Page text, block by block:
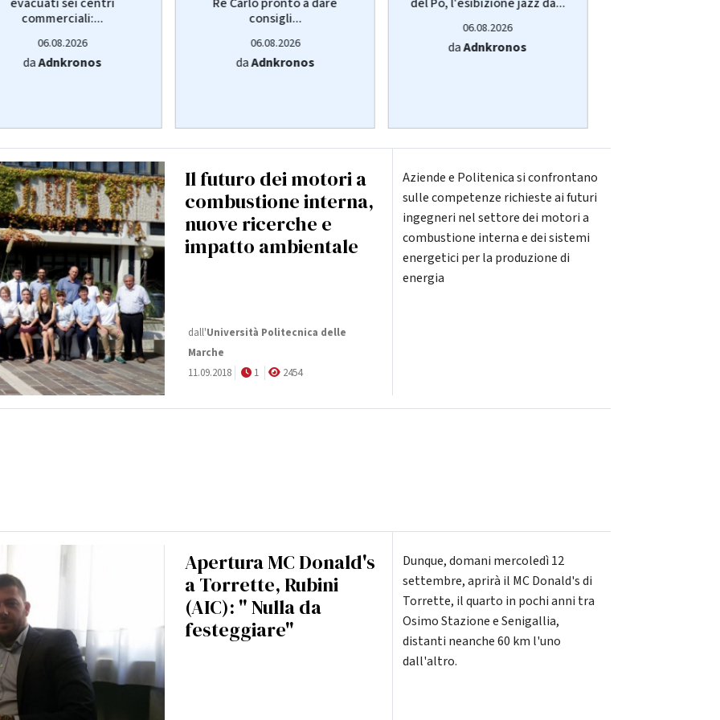
commerciali:...
06.08.2026
daAdnkronos
consigli...
06.08.2026
daAdnkronos
06.08.2026
daAdnkronos
Il futuro dei motori a
combustione interna,
nuove ricerche e
impatto ambientale
dall'Università Politecnica delle
Marche
11.09.2018
1 2454
Aziende e Politenica si confrontano
sulle competenze richieste ai futuri
ingegneri nel settore dei motori a
combustione interna e dei sistemi
energetici per la produzione di
energia
Apertura MC Donald's
a Torrette, Rubini
(AIC): " Nulla da
festeggiare"
Dunque, domani mercoledì 12
settembre, aprirà il MC Donald's di
Torrette, il quarto in pochi anni tra
Osimo Stazione e Senigallia,
distanti neanche 60 km l'uno
dall'altro.